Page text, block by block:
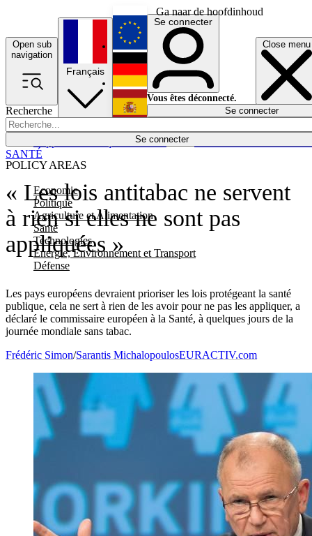
Ga naar de hoofdinhoud
Open sub
navigation
Close menu
Recherche
Se connecter
POLICY AREAS
Economie
Politique
Agriculture et Alimentation
Santé
Technologies
Energie, Environnement et Transport
Défense
Économie
Français
English
Deutsch
Español
Se connecter
Vous êtes déconnecté.
Se connecter
« Les lois antitabac ne servent
à rien si elles ne sont pas
appliquées »
Les pays européens devraient prioriser les lois protégeant la santé
publique, cela ne sert à rien de les avoir pour ne pas les appliquer, a
déclaré le commissaire européen à la Santé, à quelques jours de la
journée mondiale sans tabac.
SANTÉ
Frédéric Simon/Sarantis MichalopoulosEURACTIV.com